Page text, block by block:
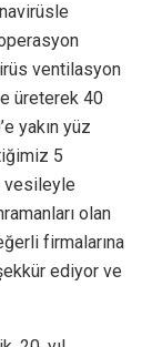
ventilasyon
üreterek 40
yakın yüz
5
vesileyle
olan
firmalarına
ediyor ve